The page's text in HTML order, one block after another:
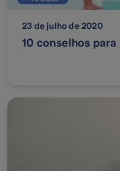
23 de julho de 2020
10 conselhos